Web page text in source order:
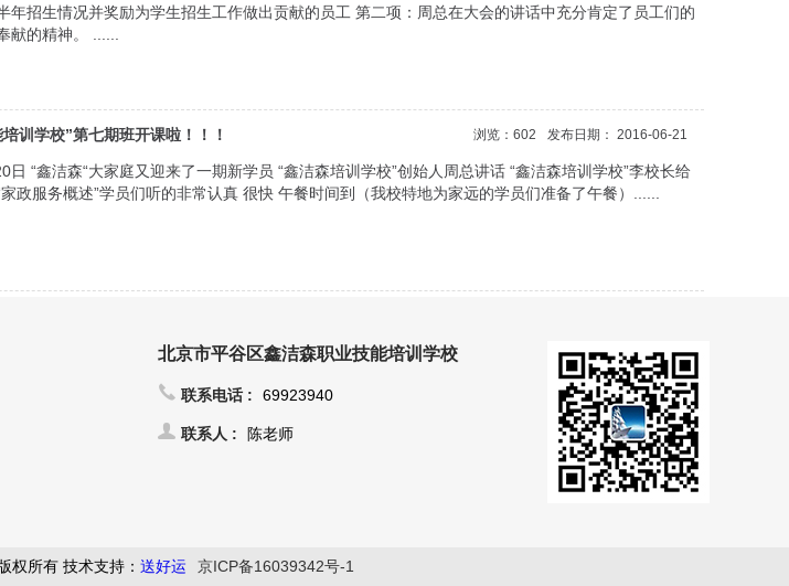
年招生情况并奖励为学生招生工作做出贡献的员工 第二项：周总在大会的讲话中充分肯定了员工们的
献的精神。 ......
训学校”第七期班开课啦！！！ 发布日期： 2016-06-21
浏览：602
日 “鑫洁森“大家庭又迎来了一期新学员 “鑫洁森培训学校”创始人周总讲话 “鑫洁森培训学校”李校长给
政服务概述”学员们听的非常认真 很快 午餐时间到（我校特地为家远的学员们准备了午餐）......
北京市平谷区鑫洁森职业技能培训学校
联系电话 : 69923940
联系人 : 陈老师
权所有 技术支持： 送好运 京ICP备16039342号-1